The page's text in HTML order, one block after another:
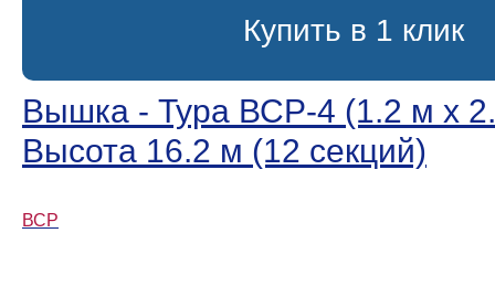
Купить в 1 клик
Вышка - Тура ВСР-4 (1.2 м х
Высота 16.2 м (12 секций)
ВСР